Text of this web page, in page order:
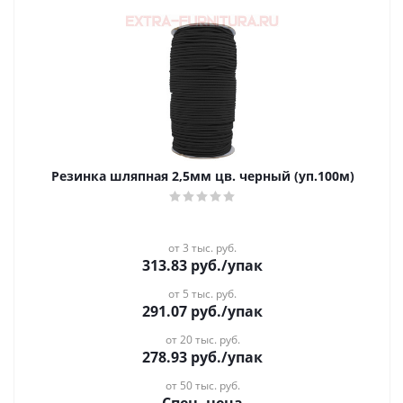
Резинка шляпная 2,5мм цв. черный (уп.100м)
от 3 тыс. руб.
313.83 руб./упак
от 5 тыс. руб.
291.07 руб./упак
от 20 тыс. руб.
278.93 руб./упак
от 50 тыс. руб.